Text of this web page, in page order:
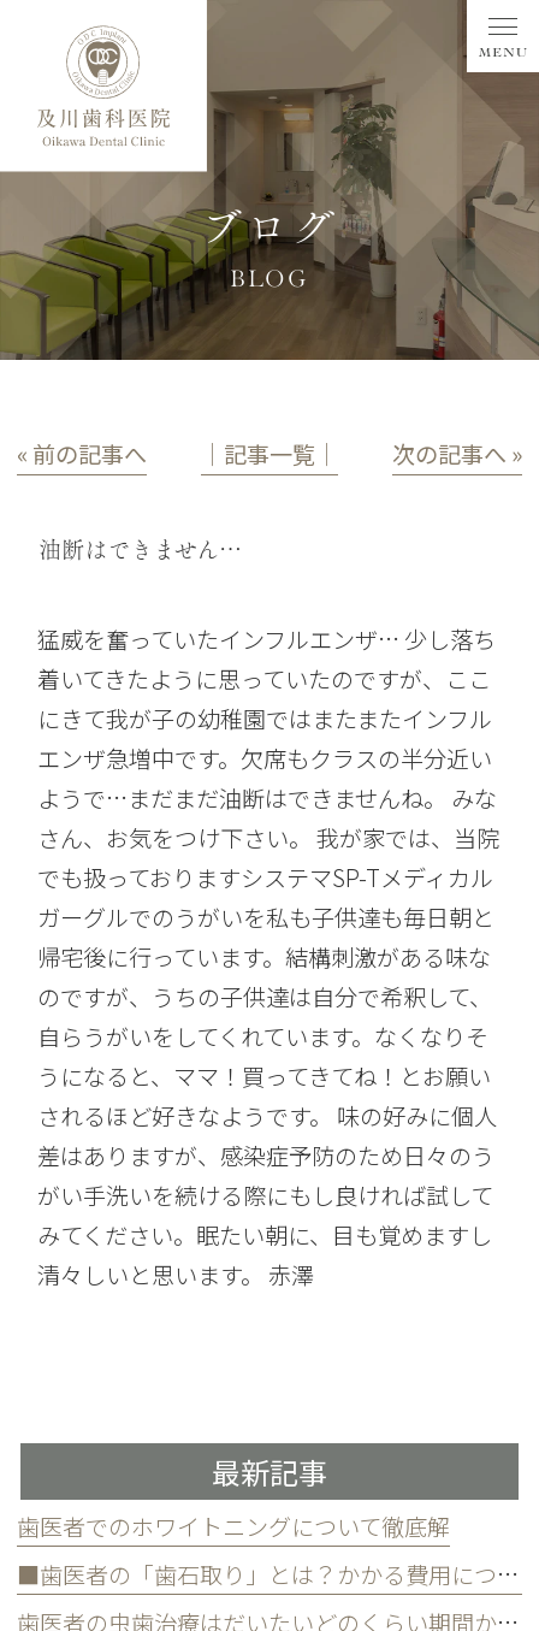
ブログ
BLOG
« 前の記事へ │記事一覧│ 次の記事へ »
油断はできません…
猛威を奮っていたインフルエンザ… 少し落ち
着いてきたように思っていたのですが、ここ
にきて我が子の幼稚園ではまたまたインフル
エンザ急増中です。欠席もクラスの半分近い
ようで…まだまだ油断はできませんね。 みな
さん、お気をつけ下さい。 我が家では、当院
でも扱っておりますシステマSP-Tメディカル
ガーグルでのうがいを私も子供達も毎日朝と
帰宅後に行っています。結構刺激がある味な
のですが、うちの子供達は自分で希釈して、
自らうがいをしてくれています。なくなりそ
うになると、ママ！買ってきてね！とお願い
されるほど好きなようです。 味の好みに個人
差はありますが、感染症予防のため日々のう
がい手洗いを続ける際にもし良ければ試して
みてください。眠たい朝に、目も覚めますし
清々しいと思います。 赤澤
最新記事
歯医者でのホワイトニングについて徹底解
■歯医者の「歯石取り」とは？かかる費用について
歯医者の虫歯治療はだいたいどのくらい期間かかる？